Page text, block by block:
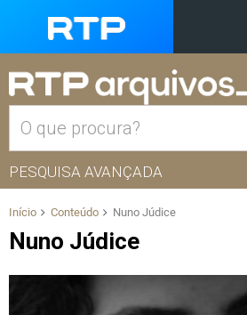
PESQUISA AVANÇADA
Início Conteúdo Nuno Júdice
Nuno Júdice